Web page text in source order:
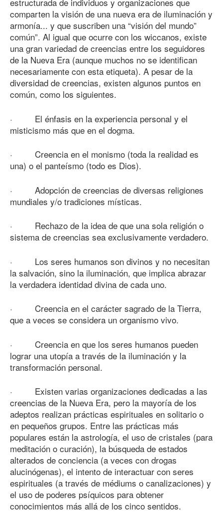
comparten la visión de una nueva era de iluminación y
armonía... y que suscriben una “visión del mundo”
común”. Al igual que ocurre con los wiccanos, existe
una gran variedad de creencias entre los seguidores
de la Nueva Era (aunque muchos no se identifican
necesariamente con esta etiqueta). A pesar de la
diversidad de creencias, existen algunos puntos en
común, como los siguientes.
· El énfasis en la experiencia personal y el
misticismo más que en el dogma.
· Creencia en el monismo (toda la realidad es
una) o el panteísmo (todo es Dios).
· Adopción de creencias de diversas religiones
mundiales y/o tradiciones místicas.
· Rechazo de la idea de que una sola religión o
sistema de creencias sea exclusivamente verdadero.
· Los seres humanos son divinos y no necesitan
la salvación, sino la iluminación, que implica abrazar
la verdadera identidad divina de cada uno.
· Creencia en el carácter sagrado de la Tierra,
que a veces se considera un organismo vivo.
· Creencia en que los seres humanos pueden
lograr una utopía a través de la iluminación y la
transformación personal.
· Existen varias organizaciones dedicadas a las
creencias de la Nueva Era, pero la mayoría de los
adeptos realizan prácticas espirituales en solitario o
en pequeños grupos. Entre las prácticas más
populares están la astrología, el uso de cristales (para
meditación o curación), la búsqueda de estados
alterados de conciencia (a veces con drogas
alucinógenas), el intento de interactuar con seres
espirituales (a través de médiums o canalizaciones) y
el uso de poderes psíquicos para obtener
conocimientos más allá de los cinco sentidos.